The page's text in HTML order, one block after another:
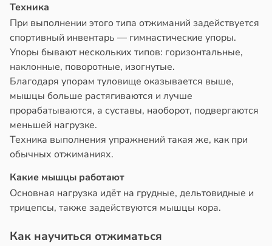
Техника
При выполнении этого типа отжиманий задействуется
спортивный инвентарь — гимнастические упоры.
Упоры бывают нескольких типов: горизонтальные,
наклонные, поворотные, изогнутые.
Благодаря упорам туловище оказывается выше,
мышцы больше растягиваются и лучше
прорабатываются, а суставы, наоборот, подвергаются
меньшей нагрузке.
Техника выполнения упражнений такая же, как при
обычных отжиманиях.
Какие мышцы работают
Основная нагрузка идёт на грудные, дельтовидные и
трицепсы, также задействуются мышцы кора.
Как научиться отжиматься